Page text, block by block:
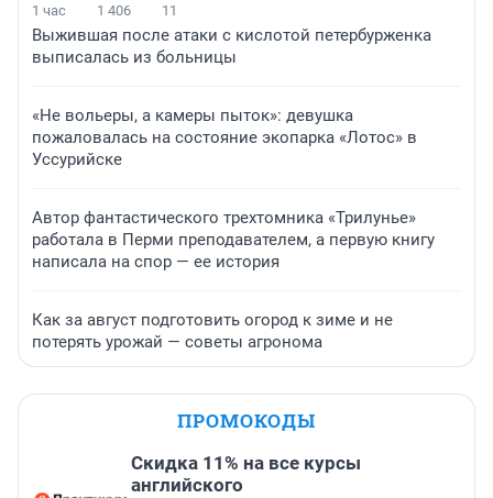
1 час 1 406 11
Выжившая после атаки с кислотой петербурженка
выписалась из больницы
«Не вольеры, а камеры пыток»: девушка
пожаловалась на состояние экопарка «Лотос» в
Уссурийске
Автор фантастического трехтомника «Трилунье»
работала в Перми преподавателем, а первую книгу
написала на спор — ее история
Как за август подготовить огород к зиме и не
потерять урожай — советы агронома
ПРОМОКОДЫ
Скидка 11% на все курсы
английского